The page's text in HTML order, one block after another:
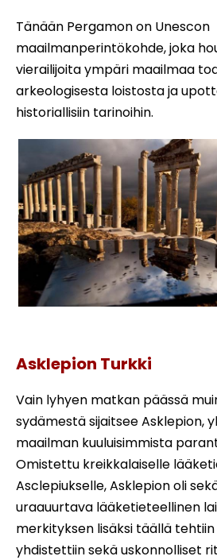
Tänään Pergamon on Unescon
maailmanperintökohde, joka
vierailijoita ympäri maailmaa
arkeologisesta loistosta ja
historiallisiin tarinoihin.
Asklepion Turkki
Vain lyhyen matkan päässä
sydämestä sijaitsee Asklepion,
maailman kuuluisimmista
Omistettu kreikkalaiselle
Asclepiukselle, Asklepion oli
uraauurtava lääketieteellinen
merkityksen lisäksi täällä tehtiin
yhdistettiin sekä uskonnolliset